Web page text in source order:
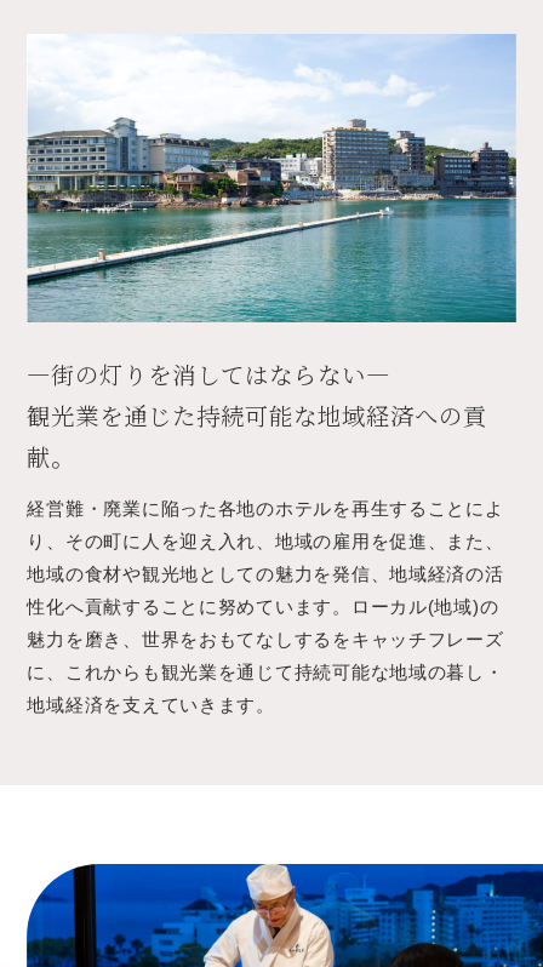
―街の灯りを消してはならない―
観光業を通じた持続可能な地域経済への貢
献。
経営難・廃業に陥った各地のホテルを再生することによ
り、その町に人を迎え入れ、地域の雇用を促進、また、
地域の食材や観光地としての魅力を発信、地域経済の活
性化へ貢献することに努めています。ローカル(地域)の
魅力を磨き、世界をおもてなしするをキャッチフレーズ
に、これからも観光業を通じて持続可能な地域の暮し・
地域経済を支えていきます。